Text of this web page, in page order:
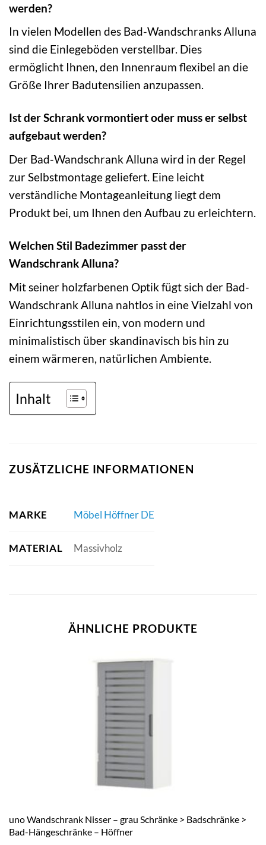
werden?
In vielen Modellen des Bad-Wandschranks Alluna
sind die Einlegeböden verstellbar. Dies
ermöglicht Ihnen, den Innenraum flexibel an die
Größe Ihrer Badutensilien anzupassen.
Ist der Schrank vormontiert oder muss er selbst
aufgebaut werden?
Der Bad-Wandschrank Alluna wird in der Regel
zur Selbstmontage geliefert. Eine leicht
verständliche Montageanleitung liegt dem
Produkt bei, um Ihnen den Aufbau zu erleichtern.
Welchen Stil Badezimmer passt der
Wandschrank Alluna?
Mit seiner holzfarbenen Optik fügt sich der Bad-
Wandschrank Alluna nahtlos in eine Vielzahl von
Einrichtungsstilen ein, von modern und
minimalistisch über skandinavisch bis hin zu
einem wärmeren, natürlichen Ambiente.
Inhalt
ZUSÄTZLICHE INFORMATIONEN
MARKE Möbel Höffner DE
MATERIAL Massivholz
ÄHNLICHE PRODUKTE
uno Wandschrank Nisser – grau Schränke > Badschränke >
Bad-Hängeschränke – Höffner